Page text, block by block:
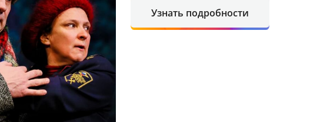
Узнать подробности